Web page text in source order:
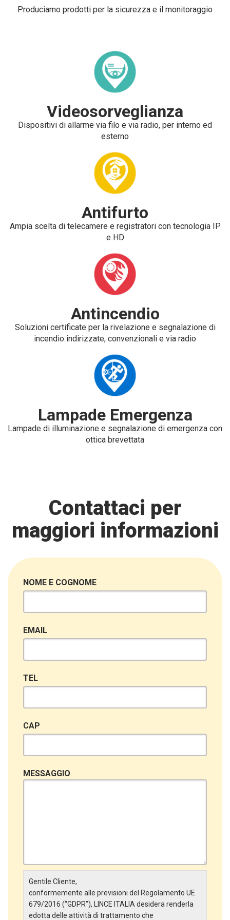
Produciamo prodotti per la sicurezza e il monitoraggio
Videosorveglianza
Dispositivi di allarme via filo e via radio, per interno ed
esterno
Antifurto
Ampia scelta di telecamere e registratori con tecnologia IP
e HD
Antincendio
Soluzioni certificate per la rivelazione e segnalazione di
incendio indirizzate, convenzionali e via radio
Lampade Emergenza
Lampade di illuminazione e segnalazione di emergenza con
ottica brevettata
Contattaci per
maggiori informazioni
NOME E COGNOME
EMAIL
TEL
CAP
MESSAGGIO
Gentile Cliente,
conformemente alle previsioni del Regolamento UE
679/2016 (“GDPR”), LINCE ITALIA desidera renderla
edotta delle attività di trattamento che